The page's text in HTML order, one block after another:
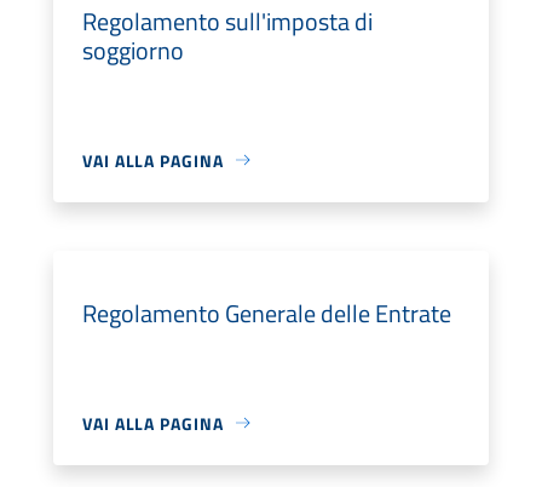
Regolamento sull'imposta di
soggiorno
VAI ALLA PAGINA
Regolamento Generale delle Entrate
VAI ALLA PAGINA